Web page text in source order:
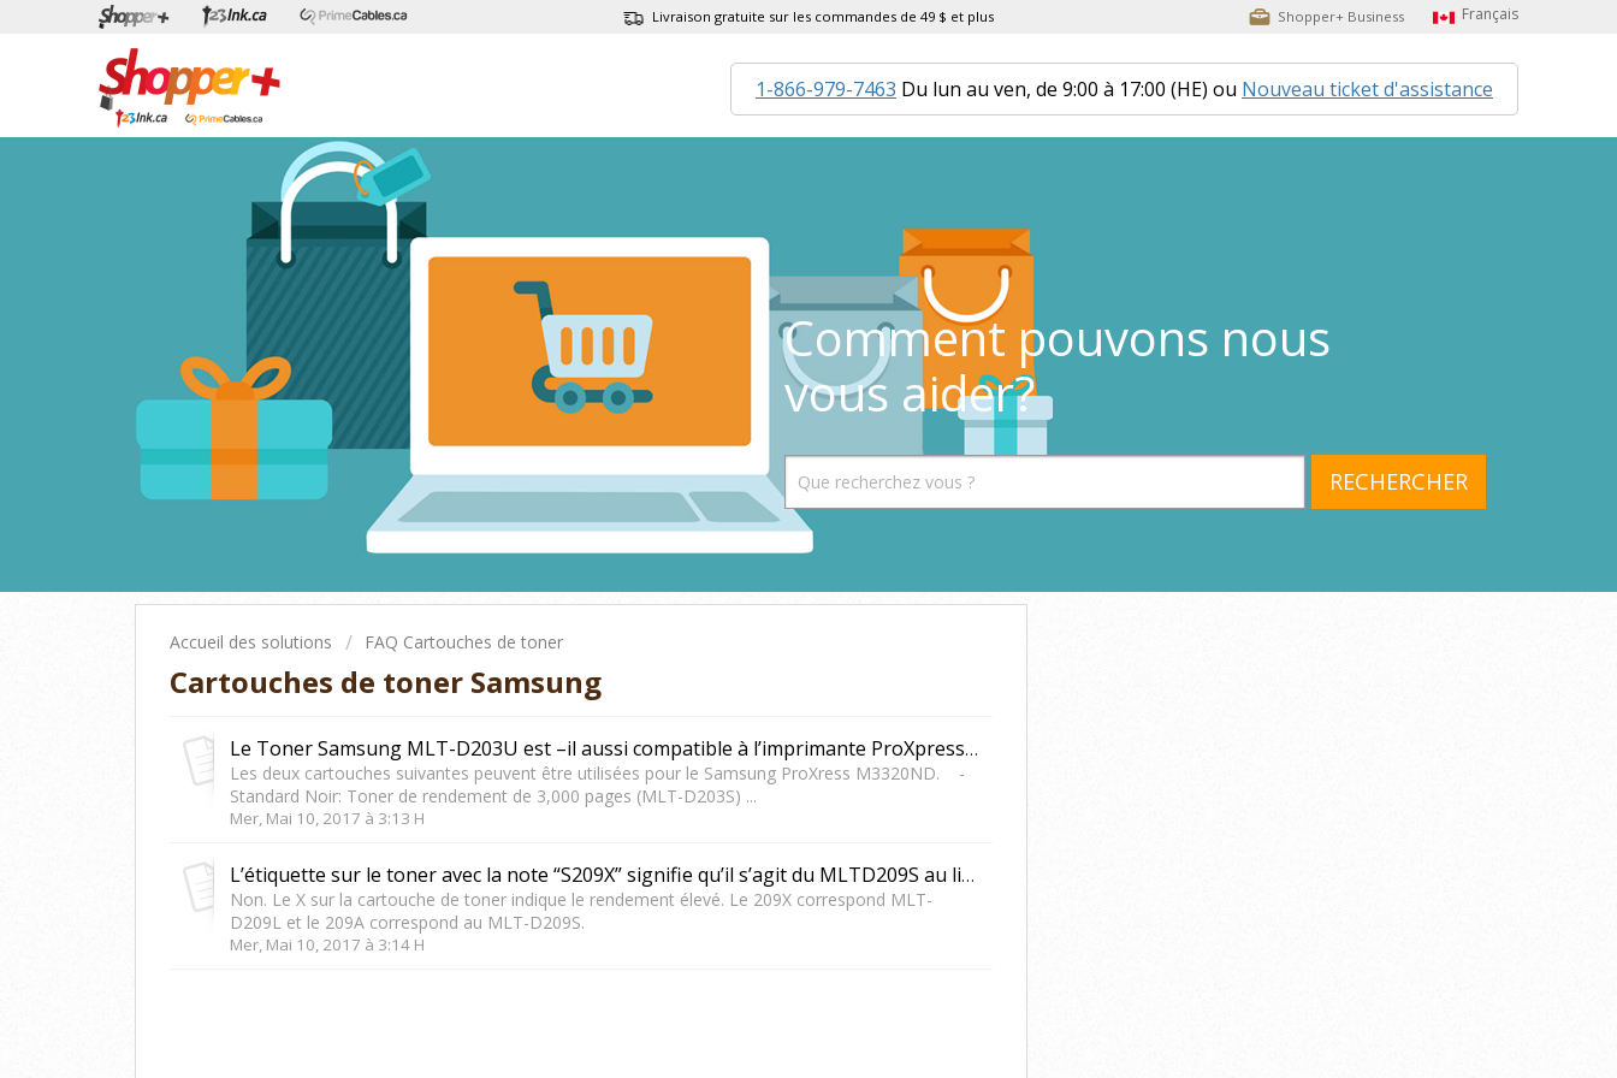
Livraison gratuite sur les commandes de 49 $ et plus Shopper+ Business
1-866-979-7463 Du lun au ven, de 9:00 à 17:00 (HE) ou Nouveau ticket d'assistance
Comment pouvons nous
vous aider?
RECHERCHER
Accueil des solutions FAQ Cartouches de toner
Cartouches de toner Samsung
Le Toner Samsung MLT-D203U est –il aussi compatible à l’imprimante ProXpress M3320ND?
Les deux cartouches suivantes peuvent être utilisées pour le Samsung ProXress M3320ND. -
Standard Noir: Toner de rendement de 3,000 pages (MLT-D203S) ...
Mer, Mai 10, 2017 à 3:13 H
L’étiquette sur le toner avec la note “S209X” signifie qu’il s’agit du MLTD209S au lieu du MLT-D209L?
Non. Le X sur la cartouche de toner indique le rendement élevé. Le 209X correspond MLT-
D209L et le 209A correspond au MLT-D209S.
Mer, Mai 10, 2017 à 3:14 H